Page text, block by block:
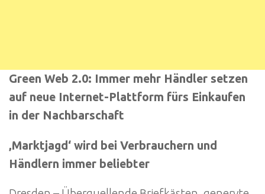
Green Web 2.0: Immer mehr Händler setzen
auf neue Internet-Plattform fürs Einkaufen
in der Nachbarschaft
‚Marktjagd‘ wird bei Verbrauchern und
Händlern immer beliebter